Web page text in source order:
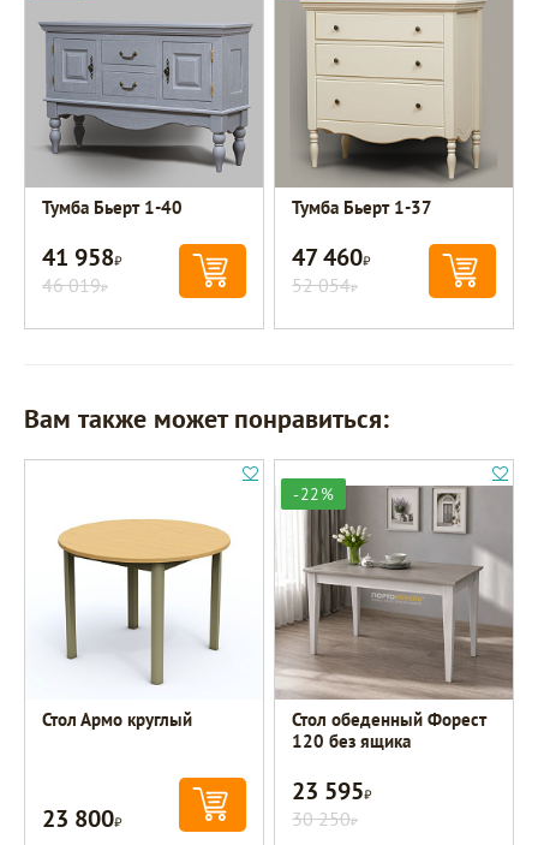
Тумба Бьерт 1-40
41 958Р
46 019Р
Тумба Бьерт 1-37
47 460Р
52 054Р
Вам также может понравиться:
Стол Армо круглый
23 800Р
-22%
Стол обеденный Форест
120 без ящика
23 595Р
30 250Р